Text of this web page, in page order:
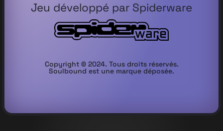
Jeu développé par Spiderware
Copyright © 2024. Tous droits réservés.
Soulbound est une marque déposée.